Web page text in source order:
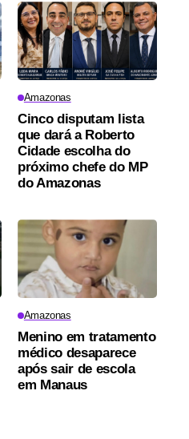
Amazonas
Cinco disputam lista
que dará a Roberto
Cidade escolha do
próximo chefe do MP
do Amazonas
Amazonas
Menino em tratamento
médico desaparece
após sair de escola
em Manaus